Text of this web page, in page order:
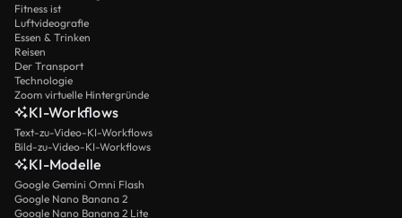
Fitness ist
Luftvideografie
Essen & Trinken
Reisen
Der Transport
Technologie
Zoom virtuelle Hintergründe
KI-Workflows
Text-zu-Video-KI-Workflows
Bild-zu-Video-KI-Workflows
KI-Modelle
Google Gemini Omni Flash
Google Nano Banana 2
Google Nano Banana 2 Lite